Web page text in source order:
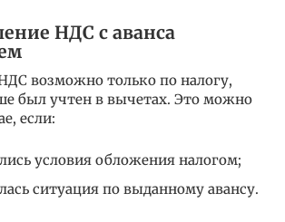
НДС с аванса
возможно только по налогу,
был учтен в вычетах. Это можно
если:
условия обложения налогом;
ситуация по выданному авансу.